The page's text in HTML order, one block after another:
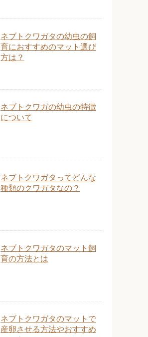
ネブトクワガタの幼虫の飼
育におすすめのマット選び
方は？
ネブトクワガの幼虫の特徴
について
ネブトクワガタってどんな
種類のクワガタなの？
ネブトクワガタのマット飼
育の方法とは
ネブトクワガタのマットで
産卵させる方法やおすすめ